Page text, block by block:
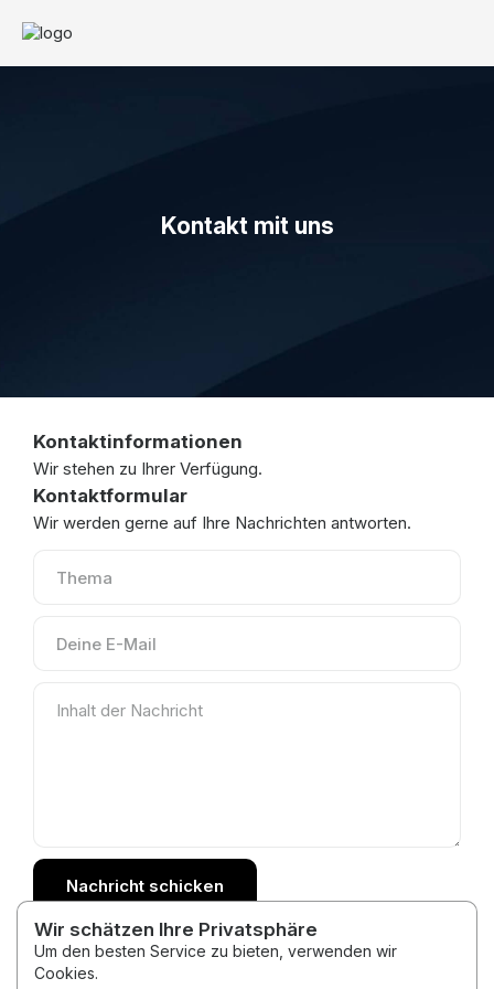
Kontakt mit uns
Kontaktinformationen
Wir stehen zu Ihrer Verfügung.
Kontaktformular
Wir werden gerne auf Ihre Nachrichten antworten.
Nachricht schicken
Wir schätzen Ihre Privatsphäre
Um den besten Service zu bieten, verwenden wir
Cookies.